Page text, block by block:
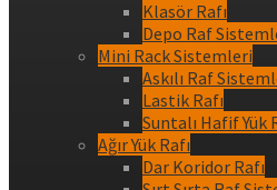
Klasör Rafı
Depo Raf
Mini Rack Sistemleri
Askılı Raf
Lastik Rafı
Suntalı Hafif Yük
Ağır Yük Rafı
Dar Koridor Rafı